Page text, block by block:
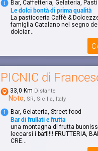
Bar, Caffetteria, Gelateria,
Le dolci bontà di prima qualità
La pasticceria Caffè &
famiglia Catalano nel segno
dolciar...
PICNIC di
33,0 Km Distante
Noto, SR, Sicilia, Italy
Bar, Gelateria, Street food
Bar di frullati e frutta
una montagna di frutta
leccarsi i baffi!!! FRUTTERIA,
CRE...